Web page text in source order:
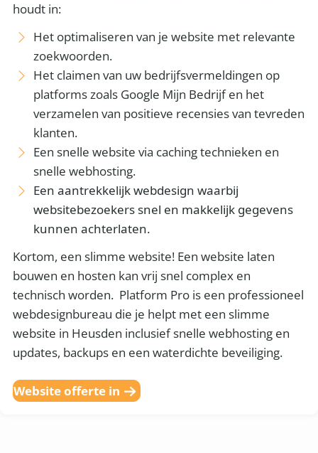
houdt in:
Het optimaliseren van je website met relevante
zoekwoorden.
Het claimen van uw bedrijfsvermeldingen op
platforms zoals Google Mijn Bedrijf en het
verzamelen van positieve recensies van tevreden
klanten.
Een snelle website via caching technieken en
snelle webhosting.
Een aantrekkelijk webdesign waarbij
websitebezoekers snel en makkelijk gegevens
kunnen achterlaten.
Kortom, een slimme website! Een website laten
bouwen en hosten kan vrij snel complex en
technisch worden. Platform Pro is een professioneel
webdesignbureau die je helpt met een slimme
website in Heusden inclusief snelle webhosting en
updates, backups en een waterdichte beveiliging.
Website offerte in